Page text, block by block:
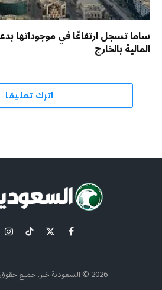
ساما تسجل ارتفاعًا في موجوداتها
المالية بالخارج
اترك تعليقاً
فيسبوك
X
(Twitter)
تيكتوك
2026 © السعودية خبر. جميع حقوق النشر محفوظة.